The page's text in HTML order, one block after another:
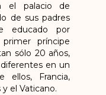
el palacio de
de sus padres
educado por
príncipe
sólo 20 años,
en un
Francia,
y el Vaticano.